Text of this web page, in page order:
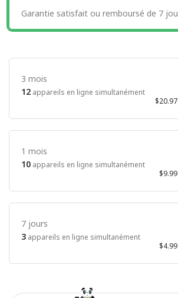
Garantie satisfait ou remboursé de 7
3 mois
12 appareils en ligne simultanément
$20.97
1 mois
10 appareils en ligne simultanément
$9.99
7 jours
3 appareils en ligne simultanément
$4.99